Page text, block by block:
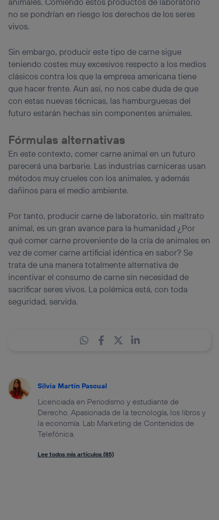
no se pondrían en riesgo los derechos de los seres
vivos.
Sin embargo, producir este tipo de carne sigue
teniendo costes muy excesivos respecto a los medios
clásicos contra los que la empresa americana tiene
que hacer frente. Aun así, no nos cabe duda de que
con estas nuevas técnicas, las hamburguesas del
futuro estarán hechas sin componentes animales.
Fórmulas alternativas
En este contexto, comer carne animal en un futuro
parecerá una barbarie. Las industrias carniceras usan
métodos muy crueles con los animales, y además
dañinos para el medio ambiente.
Por tanto, producir carne de laboratorio, sin maltrato
animal, es un gran avance para la humanidad ¿Por
qué comer carne proveniente de la cría de animales en
vez de comer carne artificial idéntica en sabor? Se
trata de una manera totalmente alternativa de
incentivar el consumo de carne sin necesidad de
sacrificar seres vivos. La polémica está, con toda
seguridad, servida.
Silvia Martín Pascual
Licenciada en Periodismo y estudiante de
Derecho. Apasionada de la tecnología, los libros y
la economía. Lab Marketing de Contenidos de
Telefónica.
Lee todos mis artículos (85)